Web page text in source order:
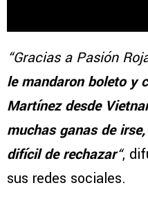
“Gracias a Pasión
le mandaron boleto y
Martínez desde
muchas ganas de
difícil de rechazar“,
sus redes sociales.